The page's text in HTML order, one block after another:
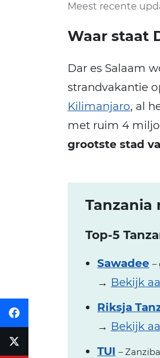
Meest recente
Waar staat
Dar es Salaam
strandvakantie
Kilimanjaro, al
met ruim 4
grootste stad
Tanzania
Top-5
Sawadee –
→ Bekijk
Riksja
→ Bekijk
TUI –